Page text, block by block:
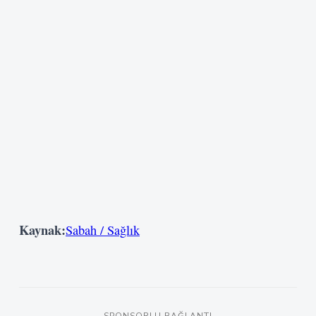
Kaynak:Sabah / Sağlık